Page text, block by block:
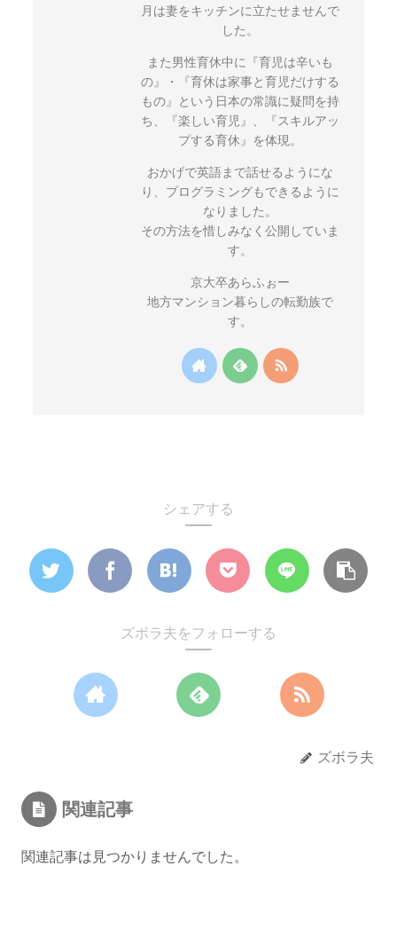
月は妻をキッチンに立たせませんで
した。
また男性育休中に『育児は辛いも
の』・『育休は家事と育児だけする
もの』という日本の常識に疑問を持
ち、『楽しい育児』、『スキルアッ
プする育休』を体現。
おかげで英語まで話せるようにな
り、プログラミングもできるように
なりました。
その方法を惜しみなく公開していま
す。
京大卒あらふぉー
地方マンション暮らしの転勤族で
す。
シェアする
ズボラ夫をフォローする
ズボラ夫
関連記事
関連記事は見つかりませんでした。